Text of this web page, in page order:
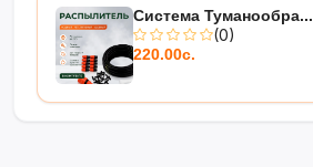
Система Туманообра...
(0)
220.00с.